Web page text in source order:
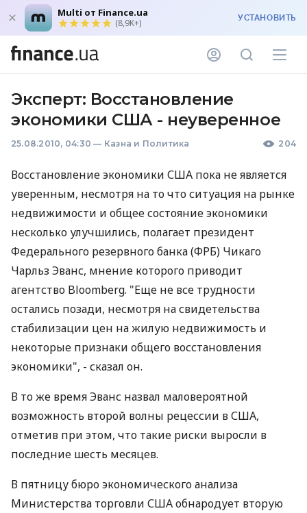
Multi от Finance.ua
(8,9K+) УСТАНОВИТЬ
Эксперт: Восстановление
экономики США - неуверенное
25.08.2010, 04:30 — Казна и Политика 204
Восстановление экономики США пока не является
уверенным, несмотря на то что ситуация на рынке
недвижимости и общее состояние экономики
несколько улучшились, полагает президент
Федерального резервного банка (ФРБ) Чикаго
Чарльз Эванс, мнение которого приводит
агентство Bloomberg. "Еще не все трудности
остались позади, несмотря на свидетельства
стабилизации цен на жилую недвижимость и
некоторые признаки общего восстановления
экономики", - сказал он.
В то же время Эванс назвал маловероятной
возможность второй волны рецессии в США,
отметив при этом, что такие риски выросли в
последние шесть месяцев.
В пятницу бюро экономического анализа
Министерства торговли США обнародует вторую